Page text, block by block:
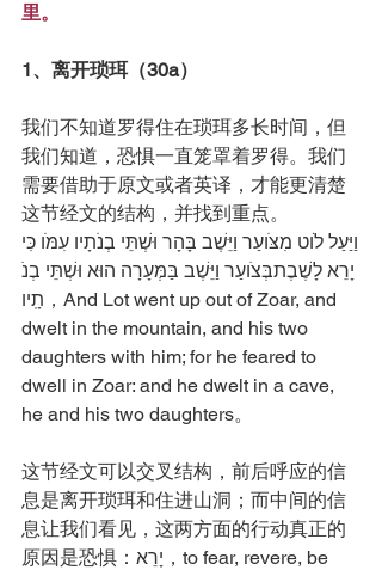
里。
1、离开琐珥（30a）
我们不知道罗得住在琐珥多长时间，但
我们知道，恐惧一直笼罩着罗得。我们
需要借助于原文或者英译，才能更清楚
这节经文的结构，并找到重点。
וַיַּעַל לֹוט מִצֹּועַר וַיֵּשֶׁב בָּהָר וּשְׁתֵּי בְנֹתָיו עִמֹּו כִּי
יָרֵא לָשֶׁבֶתבְּצֹועַר וַיֵּשֶׁב בַּמְּעָרָה הוּא וּשְׁתֵּי בְנֹ
תָֽיו，And Lot went up out of Zoar, and
dwelt in the mountain, and his two
daughters with him; for he feared to
dwell in Zoar: and he dwelt in a cave,
he and his two daughters。
这节经文可以交叉结构，前后呼应的信
息是离开琐珥和住进山洞；而中间的信
息让我们看见，这两方面的行动真正的
原因是恐惧：יָרֵא，to fear, revere, be